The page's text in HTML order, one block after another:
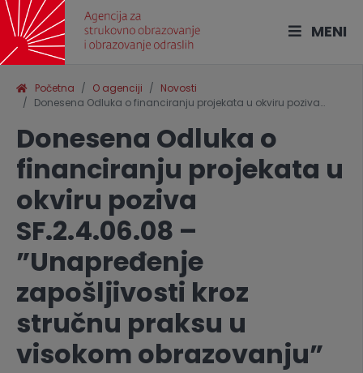
MENI
Početna O agenciji
Novosti
Donesena Odluka o financiranju projekata u okviru poziva…
Donesena Odluka o
financiranju projekata u
okviru poziva
SF.2.4.06.08 –
”Unapređenje
zapošljivosti kroz
stručnu praksu u
visokom obrazovanju”